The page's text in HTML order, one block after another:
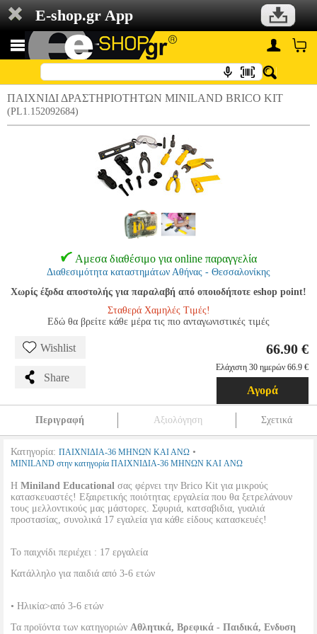
E-shop.gr App
ΠΑΙΧΝΙΔΙ ΔΡΑΣΤΗΡΙΟΤΗΤΩΝ MINILAND BRICO KIT
(PL1.152092684)
Αμεσα διαθέσιμο για online παραγγελία
Διαθεσιμότητα καταστημάτων Αθήνας - Θεσσαλονίκης
Χωρίς έξοδα αποστολής για παραλαβή από οποιοδήποτε eshop point!
Σταθερά Χαμηλές Τιμές!
Εδώ θα βρείτε κάθε μέρα τις πιο ανταγωνιστικές τιμές
Wishlist
Share
66.90 €
Ελάχιστη 30 ημερών 66.9 €
Αγορά
Περιγραφή Αξιολόγηση Σχετικά
Κατηγορία: ΠΑΙΧΝΙΔΙΑ-36 ΜΗΝΩΝ ΚΑΙ ΑΝΩ •
MINILAND στην κατηγορία ΠΑΙΧΝΙΔΙΑ-36 ΜΗΝΩΝ ΚΑΙ ΑΝΩ
Η Miniland Educational σας φέρνει την Brico Kit για μικρούς
κατασκευαστές! Εξαιρετικής ποιότητας εργαλεία που θα ξετρελάνουν
τους μελλοντικούς μας μάστορες. Σφυριά, κατσαβιδια, γυαλιά
προστασίας, συνολικά 17 εγαλεία για κάθε είδους κατασκευές!
Το παιχνίδι περιέχει : 17 εργαλεία
Κατάλληλο για παιδιά από 3-6 ετών
• Ηλικία>από 3-6 ετών
Τα προϊόντα των κατηγοριών Αθλητικά, Βρεφικά - Παιδικά, Ενδυση